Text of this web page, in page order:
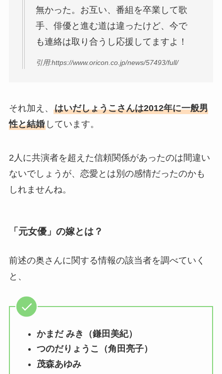
無かった。お互い、番組を卒業して歌
手、俳優と進む道は違ったけど、今で
も連絡は取り合うし応援してますよ！
引用:https://www.oricon.co.jp/news/57493/full/
それ加え、 はいだしょうこさんは2012年に一般男
性と結婚しています。
2人に共演者を超えた信頼関係があったのは間違い
ないでしょうが、恋愛とは別の感情だったのかも
しれませんね。
「元女優」の嫁とは？
前述の奥さんに関する情報の該当者を調べていく
と、
かまだ みき（鎌田美紀）
つのだりょうこ（角田亮子）
茂森あゆみ